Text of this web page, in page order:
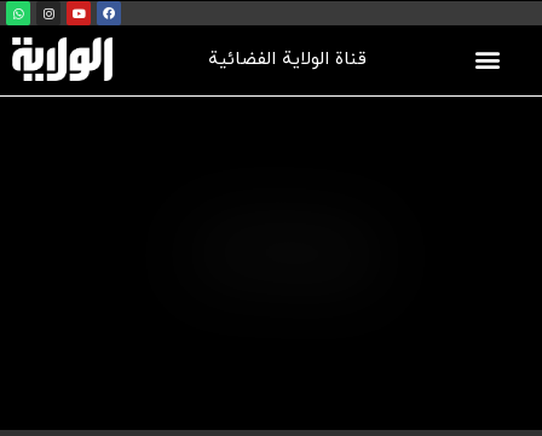
قناة الولاية الفضائية